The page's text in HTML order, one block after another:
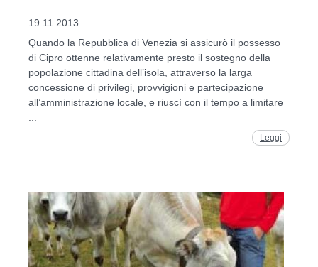
19.11.2013
Quando la Repubblica di Venezia si assicurò il possesso
di Cipro ottenne relativamente presto il sostegno della
popolazione cittadina dell’isola, attraverso la larga
concessione di privilegi, provvigioni e partecipazione
all’amministrazione locale, e riuscì con il tempo a limitare
Leggi